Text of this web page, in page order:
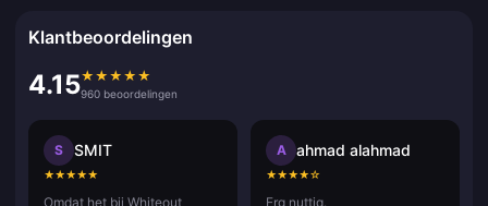
Klantbeoordelingen
4.15★ ★ ★ ★ ★
960 beoordelingen
S SMIT
★★★★★
Omdat het bij Whiteout
A ahmad alahmad
★★★★☆
Erg nuttig.